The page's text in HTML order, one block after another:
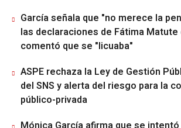
García señala que "no merece la
las declaraciones de Fátima Matute
comentó que se "licuaba"
ASPE rechaza la Ley de Gestión
del SNS y alerta del riesgo para la
público-privada